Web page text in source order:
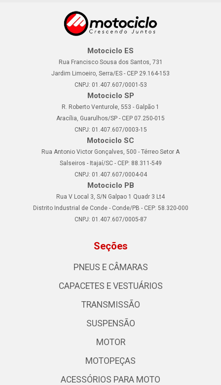
Motociclo ES
Rua Francisco Sousa dos Santos, 731
Jardim Limoeiro, Serra/ES - CEP 29.164-153
CNPJ: 01.407.607/0001-53
Motociclo SP
R. Roberto Venturole, 553 - Galpão 1
Aracília, Guarulhos/SP - CEP 07.250-015
CNPJ: 01.407.607/0003-15
Motociclo SC
Rua Antonio Victor Gonçalves, 500 - Térreo Setor A
Salseiros - Itajaí/SC - CEP: 88.311-549
CNPJ: 01.407.607/0004-04
Motociclo PB
Rua V Local 3, S/N Galpao 1 Quadr 3 Lt4
Distrito Industrial de Conde - Conde/PB - CEP: 58.320-000
CNPJ: 01.407.607/0005-87
Seções
PNEUS E CÂMARAS
CAPACETES E VESTUÁRIOS
TRANSMISSÃO
SUSPENSÃO
MOTOR
MOTOPEÇAS
ACESSÓRIOS PARA MOTO